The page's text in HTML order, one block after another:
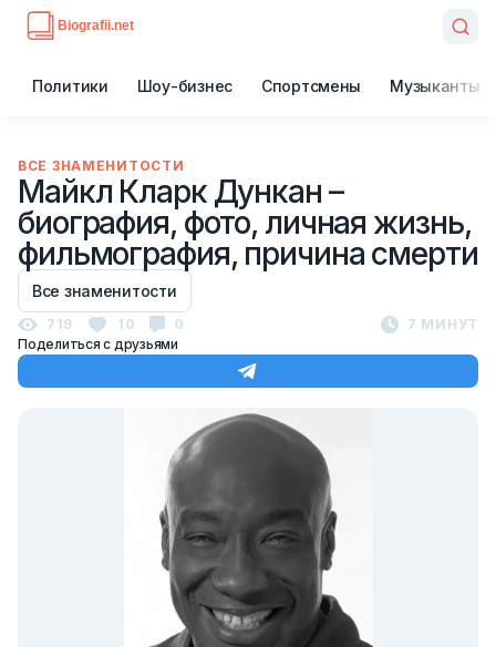
Политики Шоу-бизнес Спортсмены Музыканты
ВСЕ ЗНАМЕНИТОСТИ
Майкл Кларк Дункан –
биография, фото, личная жизнь,
фильмография, причина смерти
Все знаменитости
719 10 0
7 МИНУТ
Поделиться с друзьями